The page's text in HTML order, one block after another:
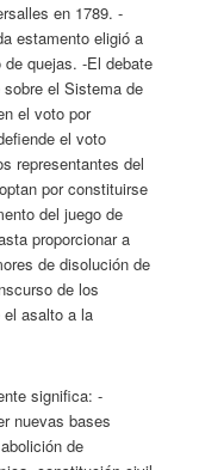
en 1789. -
estamento eligió a
quejas. -El debate
el Sistema de
el voto por
el voto
representantes del
por constituirse
del juego de
proporcionar a
de disolución de
de los
asalto a la
significa: -
nuevas bases
de